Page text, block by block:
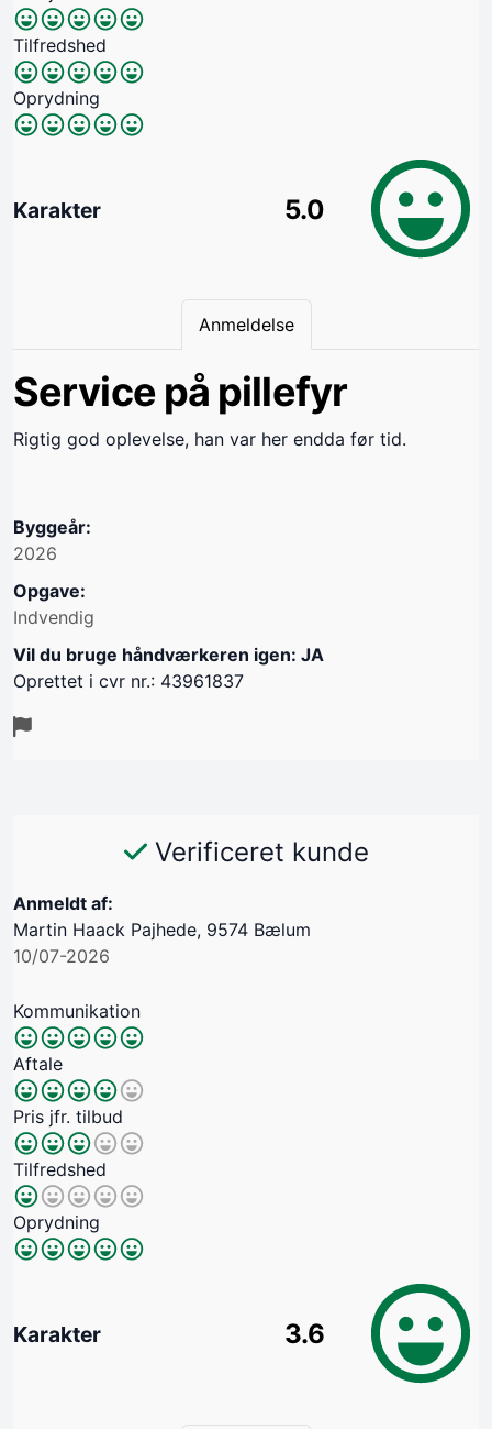
Tilfredshed
Oprydning
Karakter 5.0
Anmeldelse
Service på pillefyr
Rigtig god oplevelse, han var her endda før tid.
Byggeår:
2026
Opgave:
Indvendig
Vil du bruge håndværkeren igen: JA
Oprettet i cvr nr.: 43961837
Verificeret kunde
Anmeldt af:
Martin Haack Pajhede, 9574 Bælum
10/07-2026
Kommunikation
Aftale
Pris jfr. tilbud
Tilfredshed
Oprydning
Karakter 3.6